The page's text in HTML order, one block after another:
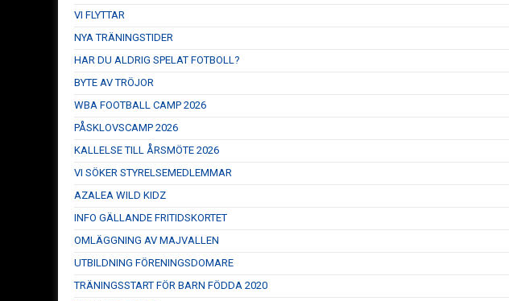
VI FLYTTAR
NYA TRÄNINGSTIDER
HAR DU ALDRIG SPELAT FOTBOLL?
BYTE AV TRÖJOR
WBA FOOTBALL CAMP 2026
PÅSKLOVSCAMP 2026
KALLELSE TILL ÅRSMÖTE 2026
VI SÖKER STYRELSEMEDLEMMAR
AZALEA WILD KIDZ
INFO GÄLLANDE FRITIDSKORTET
OMLÄGGNING AV MAJVALLEN
UTBILDNING FÖRENINGSDOMARE
TRÄNINGSSTART FÖR BARN FÖDDA 2020